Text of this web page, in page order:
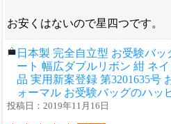
お安くはないので星四つです。
日本製 完全自立型 お受験バ
ート 幅広ダブルリボン 紺 ネ
品 実用新案登録 第3201635号
ォーマル お受験バッグのハッ
投稿日：2019年11月16日